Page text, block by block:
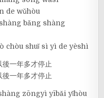
de wǔhòu
bǎng shàng
chòu shuǐ sì yì de yèshì
一年多才停止
一年多才停止
zōngyì yībǎi yǐhòu